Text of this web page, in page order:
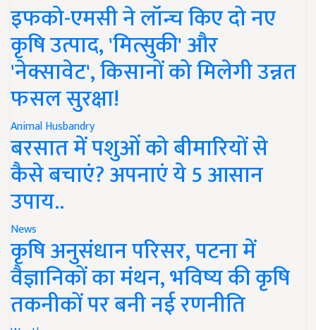
इफको-एमसी ने लॉन्च किए दो नए
कृषि उत्पाद, 'मित्सुकी' और
'नेक्सावेट', किसानों को मिलेगी उन्नत
फसल सुरक्षा!
Animal Husbandry
बरसात में पशुओं को बीमारियों से
कैसे बचाएं? अपनाएं ये 5 आसान
उपाय..
News
कृषि अनुसंधान परिसर, पटना में
वैज्ञानिकों का मंथन, भविष्य की कृषि
तकनीकों पर बनी नई रणनीति